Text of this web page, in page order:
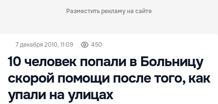
Разместить рекламу на сайте
7 декабря 2010, 11:09 450
10 человек попали в Больницу
скорой помощи после того, как
упали на улицах